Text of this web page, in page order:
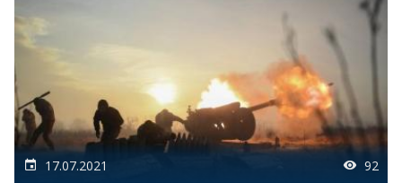
17.07.2021 92